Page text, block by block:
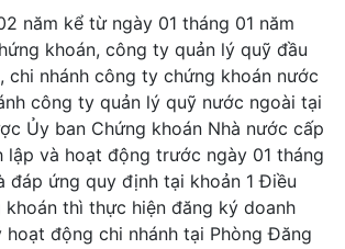
năm kể từ ngày 01 tháng 01 năm
khoán, công ty quản lý quỹ đầu
chi nhánh công ty chứng khoán nước
công ty quản lý quỹ nước ngoài tại
Ủy ban Chứng khoán Nhà nước cấp
lập và hoạt động trước ngày 01 tháng
đáp ứng quy định tại khoản 1 Điều
khoán thì thực hiện đăng ký doanh
hoạt động chi nhánh tại Phòng Đăng